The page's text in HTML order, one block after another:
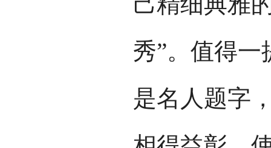
北京砖
北京砖雕